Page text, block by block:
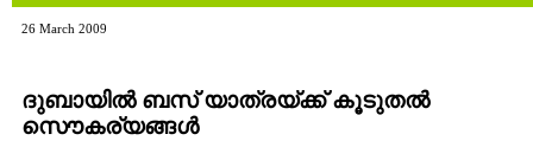
26 March 2009
ദുബായില്‍ ബസ് യാത്രയ്ക്ക് കൂടുതല്‍
സൌകര്യങ്ങള്‍